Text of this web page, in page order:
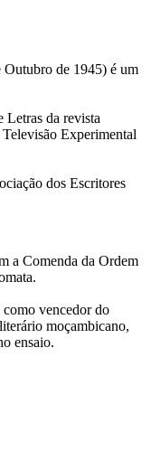
de 1945) é um
Letras da revista
Experimental
dos Escritores
a Comenda da Ordem
vencedor do
moçambicano,
ensaio.